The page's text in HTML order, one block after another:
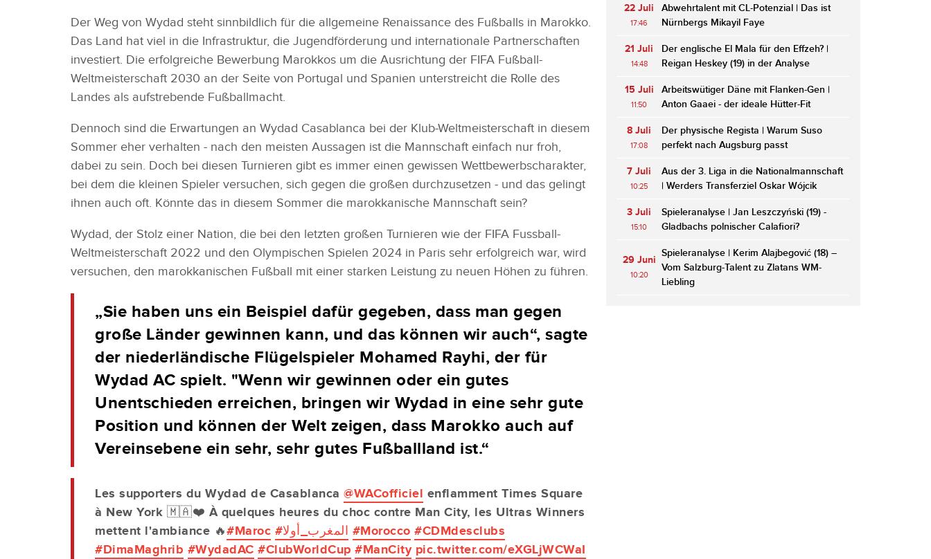
Der Weg von Wydad steht sinnbildlich für die allgemeine Renaissance des Fußballs in Marokko.
Das Land hat viel in die Infrastruktur, die Jugendförderung und internationale Partnerschaften
investiert. Die erfolgreiche Bewerbung Marokkos um die Ausrichtung der FIFA Fußball-
Weltmeisterschaft 2030 an der Seite von Portugal und Spanien unterstreicht die Rolle des
Landes als aufstrebende Fußballmacht.
Dennoch sind die Erwartungen an Wydad Casablanca bei der Klub-Weltmeisterschaft in diesem
Sommer eher verhalten - nach den meisten Aussagen ist die Mannschaft einfach nur froh,
dabei zu sein. Doch bei diesen Turnieren gibt es immer einen gewissen Wettbewerbscharakter,
bei dem die kleinen Spieler versuchen, sich gegen die großen durchzusetzen - und das gelingt
ihnen auch oft. Könnte das in diesem Sommer die marokkanische Mannschaft sein?
Wydad, der Stolz einer Nation, die bei den letzten großen Turnieren wie der FIFA Fussball-
Weltmeisterschaft 2022 und den Olympischen Spielen 2024 in Paris sehr erfolgreich war, wird
versuchen, den marokkanischen Fußball mit einer starken Leistung zu neuen Höhen zu führen.
„Sie haben uns ein Beispiel dafür gegeben, dass man gegen
große Länder gewinnen kann, und das können wir auch“, sagte
der niederländische Flügelspieler Mohamed Rayhi, der für
Wydad AC spielt. "Wenn wir gewinnen oder ein gutes
Unentschieden erreichen, bringen wir Wydad in eine sehr gute
Position und können der Welt zeigen, dass Marokko auch auf
Vereinsebene ein sehr, sehr gutes Fußballland ist.“
Les supporters du Wydad de Casablanca @WACofficiel enflamment Times Square
à New York 🇲🇦❤️ À quelques heures du choc contre Man City, les Ultras Winners
mettent l'ambiance 🔥#Maroc #المغرب_أولا #Morocco #CDMdesclubs
#DimaMaghrib #WydadAC #ClubWorldCup #ManCity pic.twitter.com/eXGLjWCWaI
22 Juli
17:46
Abwehrtalent mit CL-Potenzial | Das ist
Nürnbergs Mikayil Faye
21 Juli
14:48
Der englische El Mala für den Effzeh? |
Reigan Heskey (19) in der Analyse
15 Juli
11:50
Arbeitswütiger Däne mit Flanken-Gen |
Anton Gaaei - der ideale Hütter-Fit
8 Juli
17:08
Der physische Regista | Warum Suso
perfekt nach Augsburg passt
7 Juli
10:25
Aus der 3. Liga in die Nationalmannschaft
| Werders Transferziel Oskar Wójcik
3 Juli
15:10
Spieleranalyse | Jan Leszczyński (19) -
Gladbachs polnischer Calafiori?
29 Juni
10:20
Spieleranalyse | Kerim Alajbegović (18) –
Vom Salzburg-Talent zu Zlatans WM-
Liebling